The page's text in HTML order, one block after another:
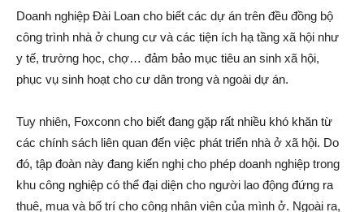
Doanh nghiệp Đài Loan cho biết các dự án trên đều đồng bộ
công trình nhà ở chung cư và các tiện ích hạ tầng xã hội như
y tế, trường học, chợ… đảm bảo mục tiêu an sinh xã hội,
phục vụ sinh hoạt cho cư dân trong và ngoài dự án.
Tuy nhiên, Foxconn cho biết đang gặp rất nhiều khó khăn từ
các chính sách liên quan đến việc phát triển nhà ở xã hội. Do
đó, tập đoàn này đang kiến nghị cho phép doanh nghiệp trong
khu công nghiệp có thể đại diện cho người lao động đứng ra
thuê, mua và bố trí cho công nhân viên của mình ở. Ngoài ra,